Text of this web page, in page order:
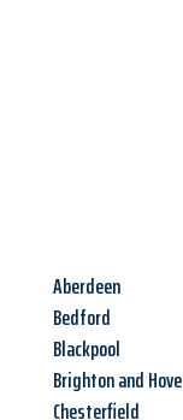
Aberdeen
Bedford
Blackpool
Brighton and Hove
Chesterfield